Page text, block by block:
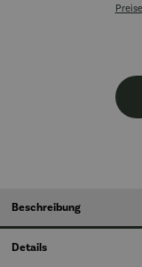
Beschreibung
Details